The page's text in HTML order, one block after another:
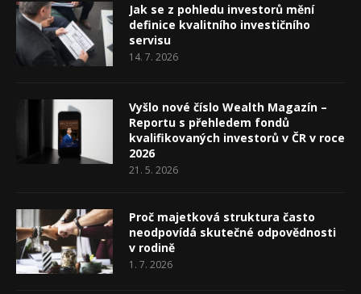
Jak se z pohledu investorů mění
definice kvalitního investičního
servisu
14. 7. 2026
Vyšlo nové číslo Wealth Magazín –
Reportu s přehledem fondů
kvalifikovaných investorů v ČR v roce
2026
21. 5. 2026
Proč majetková struktura často
neodpovídá skutečné odpovědnosti
v rodině
1. 7. 2026